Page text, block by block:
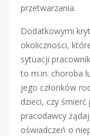
przetwarzania.
Dodatkowymi
okoliczności,
sytuacji
to m.in. choroba
jego członków
dzieci, czy
pracodawcy
oświadczeń o